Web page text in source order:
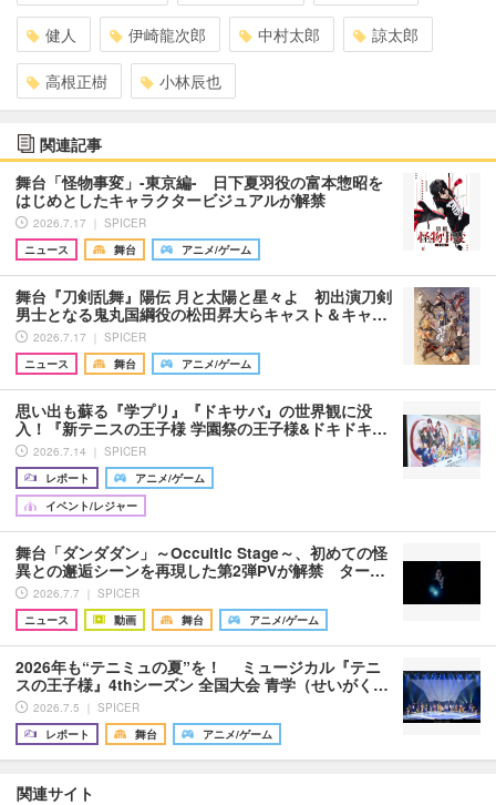
健人 伊崎龍次郎 中村太郎 諒太郎
高根正樹 小林辰也
関連記事
舞台「怪物事変」-東京編- 日下夏羽役の富本惣昭を
はじめとしたキャラクタービジュアルが解禁
2026.7.17 ｜ SPICER
ニュース
舞台 アニメ/ゲーム
舞台『刀剣乱舞』陽伝 月と太陽と星々よ 初出演刀剣
男士となる鬼丸国綱役の松田昇大らキャスト＆キャ…
2026.7.17 ｜ SPICER
ニュース
舞台 アニメ/ゲーム
思い出も蘇る『学プリ』『ドキサバ』の世界観に没
入！『新テニスの王子様 学園祭の王子様&ドキドキ…
2026.7.14 ｜ SPICER
レポート
アニメ/ゲーム
イベント/レジャー
舞台「ダンダダン」～Occultic Stage～、初めての怪
異との邂逅シーンを再現した第2弾PVが解禁 ター…
2026.7.7 ｜ SPICER
ニュース
動画 舞台 アニメ/ゲーム
2026年も“テニミュの夏”を！ ミュージカル『テニ
スの王子様』4thシーズン 全国大会 青学（せいがく…
2026.7.5 ｜ SPICER
レポート
舞台 アニメ/ゲーム
関連サイト